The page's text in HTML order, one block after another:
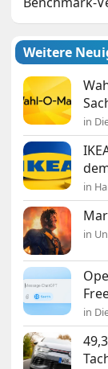
Weitere
in
in
in
in